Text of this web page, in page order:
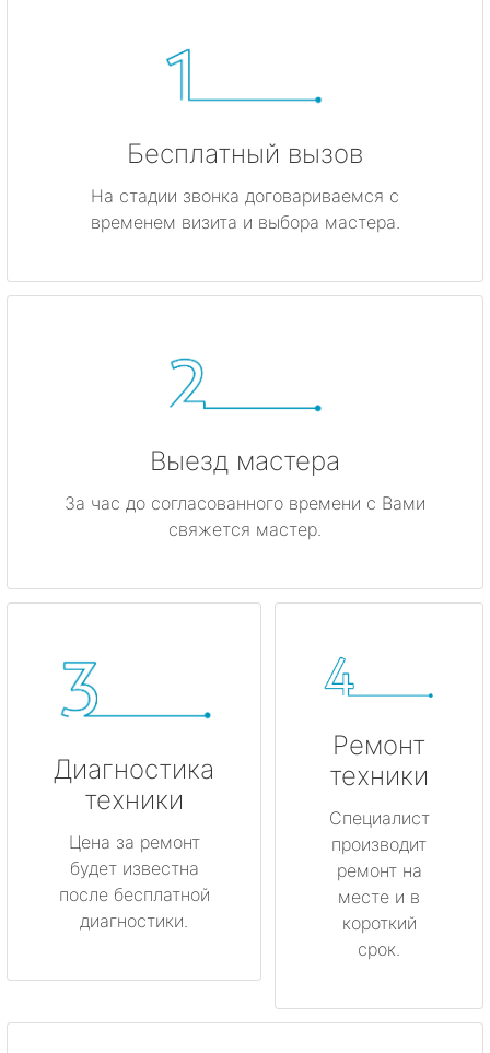
Бесплатный вызов
На стадии звонка договариваемся с
временем визита и выбора мастера.
Выезд мастера
За час до согласованного времени с Вами
свяжется мастер.
Диагностика
техники
Цена за ремонт
будет известна
после бесплатной
диагностики.
Ремонт
техники
Специалист
производит
ремонт на
месте и в
короткий
срок.